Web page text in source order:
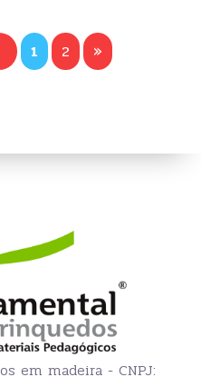
1 2 »
em madeira - CNPJ: